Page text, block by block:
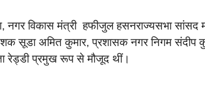
नगर विकास मंत्री हफीजुल हसनराज्यसभा
सूडा अमित कुमार, प्रशासक नगर निगम संदीप
रेड्डी प्रमुख रूप से मौजूद थीं।